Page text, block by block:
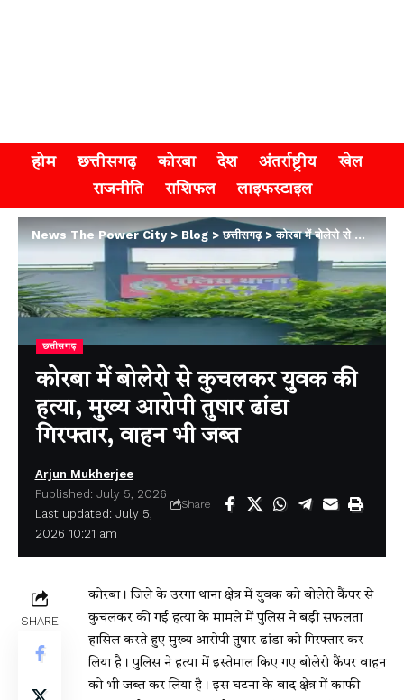
होम छत्तीसगढ़ कोरबा देश अंतर्राष्ट्रीय
खेल
राजनीति
राशिफल लाइफस्टाइल
News The Power City> Blog >छत्तीसगढ़>कोरबा में बोलेरो से कुचलकर युवक की हत्या, मुख्य आरोपी तुषार ढांडा गिरफ्तार, वाहन भी जब्त
छत्तीसगढ़
कोरबा में बोलेरो से कुचलकर युवक की
हत्या, मुख्य आरोपी तुषार ढांडा
गिरफ्तार, वाहन भी जब्त
Last updated: July 5,
2026 10:21 am
Arjun Mukherjee
Published: July 5, 2026
Share
SHARE
कोरबा। जिले के उरगा थाना क्षेत्र में युवक को बोलेरो कैंपर से
कुचलकर की गई हत्या के मामले में पुलिस ने बड़ी सफलता
हासिल करते हुए मुख्य आरोपी तुषार ढांडा को गिरफ्तार कर
लिया है। पुलिस ने हत्या में इस्तेमाल किए गए बोलेरो कैंपर वाहन
को भी जब्त कर लिया है। इस घटना के बाद क्षेत्र में काफी